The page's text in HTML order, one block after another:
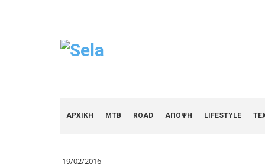
ΑΡΧΙΚΗ MTB ROAD ΑΠΟΨΗ LIFESTYLE
19/02/2016